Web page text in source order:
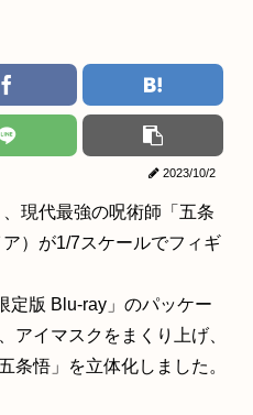
2023/10/2
現代最強の呪術師「五条
）が1/7スケールでフィギ
定版 Blu-ray」のパッケー
アイマスクをまくり上げ、
条悟」を立体化しました。